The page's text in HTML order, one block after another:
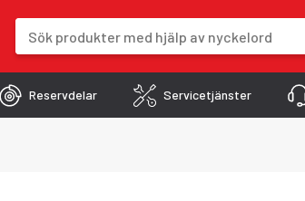
Reservdelar Servicetjänster